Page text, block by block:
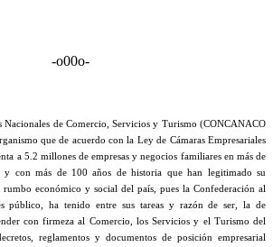
-o00o-
Nacionales de Comercio, Servicios y Turismo (CONCANACO
que de acuerdo con la Ley de Cámaras Empresariales
a 5.2 millones de empresas y negocios familiares en más de
con más de 100 años de historia que han legitimado su
económico y social del país, pues la Confederación al
público, ha tenido entre sus tareas y razón de ser, la de
con firmeza al Comercio, los Servicios y el Turismo del
reglamentos y documentos de posición empresarial